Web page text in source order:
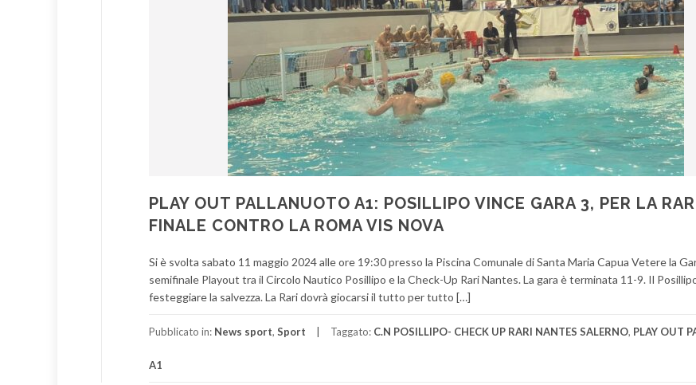
PLAY OUT PALLANUOTO A1: POSILLIPO VINCE GARA 3, PER LA
FINALE CONTRO LA ROMA VIS NOVA
Si è svolta sabato 11 maggio 2024 alle ore 19:30 presso la Piscina Comunale di Santa Maria Capua Vetere la
semifinale Playout tra il Circolo Nautico Posillipo e la Check-Up Rari Nantes. La gara è terminata 11-9. Il
festeggiare la salvezza. La Rari dovrà giocarsi il tutto per tutto […]
Pubblicato in: News sport, Sport Taggato: C.N POSILLIPO- CHECK UP RARI NANTES SALERNO, PLAY OUT
A1